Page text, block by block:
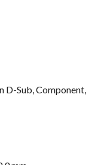
Sub, Component,